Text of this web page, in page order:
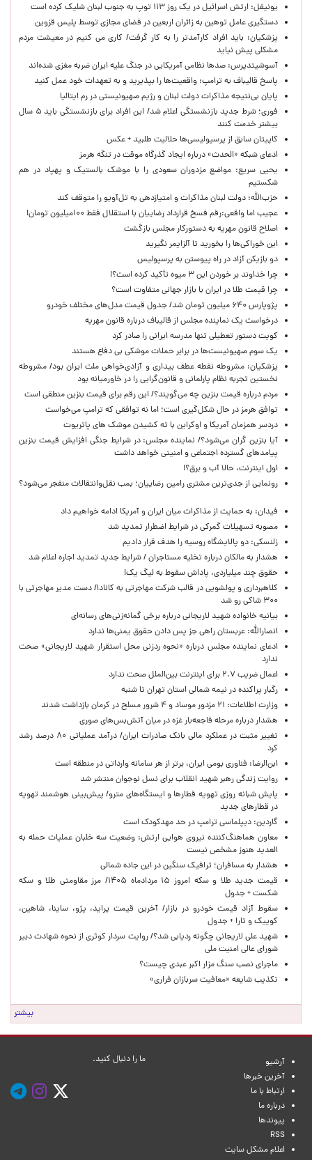
یونیفل: ارتش اسرائیل در یک روز ۱۱۳ توپ به جنوب لبنان شلیک کرده است
دستگیری عامل توهین به زائران اربعین در فضای مجازی توسط پلیس قزوین
پزشکیان: باید افراد کارآمدتر را به کار گرفت/ کاری می کنیم در معیشت مردم
مشکلی پیش نیاید
آسوشیتدپرس: صدها نظامی آمریکایی در جنگ علیه ایران ضربه مغزی شده‌اند
پاسخ قالیباف به ترامپ: واقعیت‌ها را بپذیرید و به تعهدات خود عمل کنید
پایان بی‌نتیجه مذاکرات دولت لبنان و رژیم صهیونیستی در رم ایتالیا
فوری؛ شرط جدید بازنشستگی اعلام شد/ این افراد برای بازنشستگی باید ۵ سال
بیشتر خدمت کنند
کاپیتان سابق از پرسپولیسی‌ها حلالیت طلبید + عکس
ادعای شبکه «الحدث» درباره ایجاد گذرگاه موقت در تنگه هرمز
یحیی سریع: مواضع مزدوران سعودی را با موشک بالستیک و پهپاد در هم
شکستیم
حزب‌الله: دولت لبنان مذاکرات و امتیازدهی به تل‌آویو را متوقف کند
عجیب اما واقعی:رقم فسخ قرارداد رضاییان با استقلال فقط ۱۰۰میلیون تومان!
اصلاح قانون مهریه به دستورکار مجلس بازگشت
این خوراکی‌ها را بخورید تا آلزایمر نگیرید
دو بازیکن آزاد در راه پیوستن به پرسپولیس
چرا خداوند بر خوردن این ۳ میوه تأکید کرده است؟!
چرا قیمت طلا در ایران با بازار جهانی متفاوت است؟
پژوپارس ۶۴۰ میلیون تومان شد/ جدول قیمت مدل‌های مختلف خودرو
درخواست یک نماینده مجلس از قالیباف درباره قانون مهریه
کویت دستور تعطیلی تنها مدرسه ایرانی را صادر کرد
یک‌ سوم صهیونیست‌ها در برابر حملات موشکی بی دفاع هستند
پزشکیان: مشروطه نقطه عطف بیداری و آزادی‌خواهی ملت ایران بود/ مشروطه
نخستین تجربه نظام پارلمانی و قانون‌گرایی را در خاورمیانه بود
مردم درباره قیمت بنزین چه می‌گویند؟/ این رقم برای قیمت بنزین منطقی است
توافق هرمز در حال شکل‌گیری است؛ اما نه توافقی که ترامپ می‌خواست
دردسر همزمان آمریکا و اوکراین با ته کشیدن موشک های پاتریوت
آیا بنزین گران می‌شود؟/ نماینده مجلس: در شرایط جنگی افزایش قیمت بنزین
پیامدهای گسترده اجتماعی و امنیتی خواهد داشت
اول اینترنت، حالا آب و برق؟!
رونمایی از جدی‌ترین مشتری رامین رضاییان؛ بمب نقل‌وانتقالات منفجر می‌شود؟
فیدان: به حمایت از مذاکرات میان ایران و آمریکا ادامه خواهیم داد
مصوبه تسهیلات گمرکی در شرایط اضطرار تمدید شد
زلنسکی: دو پالایشگاه روسیه را هدف قرار دادیم
هشدار به مالکان درباره تخلیه مستاجران / شرایط جدید تمدید اجاره اعلام شد
حقوق چند میلیاردی، پاداش سقوط به لیگ یک!
کلاهبرداری و پولشویی در قالب شرکت مهاجرتی به کانادا/ دست مدیر مهاجرتی با
۳۰۰ شاکی رو شد
بیانیه خانواده شهید لاریجانی درباره برخی گمانه‌زنی‌های رسانه‌ای
انصارالله: عربستان راهی جز پس دادن حقوق یمنی‌ها ندارد
ادعای نماینده مجلس درباره «نحوه ردزنی محل استقرار شهید لاریجانی» صحت
ندارد
اعمال ضریب ۲.۷ برای اینترنت بین‌الملل صحت ندارد
رگبار پراکنده در نیمه شمالی استان تهران تا شنبه
وزارت اطلاعات: ۲۱ مزدور موساد و ۴ شرور مسلح در کرمان بازداشت شدند
هشدار درباره مرحله فاجعه‌بار غزه در میان آتش‌بس‌های صوری
تغییر مثبت در عملکرد مالی بانک صادرات ایران/ درآمد عملیاتی ۸۰ درصد رشد
کرد
ابن‌الرضا: فناوری بومی ایران، برتر از هر سامانه وارداتی در منطقه است
روایت زندگی رهبر شهید انقلاب برای نسل نوجوان منتشر شد
پایش شبانه روزی تهویه قطارها و ایستگاه‌های مترو/ پیش‌بینی هوشمند تهویه
در قطارهای جدید
گاردین: دیپلماسی ترامپ در حد مهدکودک است
معاون هماهنگ‌کننده نیروی هوایی ارتش: وضعیت سه خلبان عملیات حمله به
العدید هنوز مشخص نیست
هشدار به مسافران؛ ترافیک سنگین در این جاده شمالی
قیمت جدید طلا و سکه امروز ۱۵ مردادماه ۱۴۰۵/ مرز مقاومتی طلا و سکه
شکست + جدول
سقوط آزاد قیمت خودرو در بازار/ آخرین قیمت پراید، پژو، ساینا، شاهین،
کوییک و تارا + جدول
شهید علی لاریجانی چگونه ردیابی شد؟/ روایت سردار کوثری از نحوه شهادت دبیر
شورای عالی امنیت ملی
ماجرای نصب سنگ مزار اکبر عبدی چیست؟
تکذیب شایعه «معافیت سربازان فراری»
بیشتر
آرشیو
آخرین خبرها
ارتباط با ما
درباره ما
پیوندها
RSS
اعلام مشکل سایت
ما را دنبال کنید.